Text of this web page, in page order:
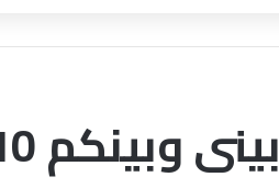
بينى وبينكم 2010 الحلقة السادسة عشر الصومال ج 2